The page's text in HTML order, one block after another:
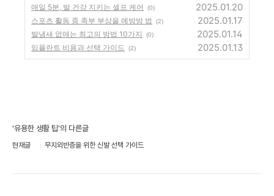
매일 5분, 발 건강 지키는 셀프 케어 (0) 2025.01.20
스포츠 활동 중 족부 부상을 예방방 법 (2) 2025.01.17
발냄새 없애는 최고의 방법 10가지 (0) 2025.01.14
임플란트 비용과 선택 가이드 (2) 2025.01.13
'유용한 생활 팁'의 다른글
현재글 무지외반증을 위한 신발 선택 가이드